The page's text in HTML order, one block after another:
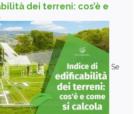
dei terreni: cos’è e
Se